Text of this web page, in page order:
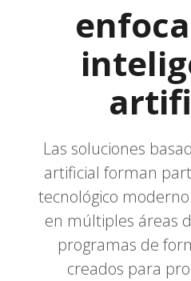
Las soluciones
artificial forman
tecnológico
en múltiples áreas
programas de
creados para